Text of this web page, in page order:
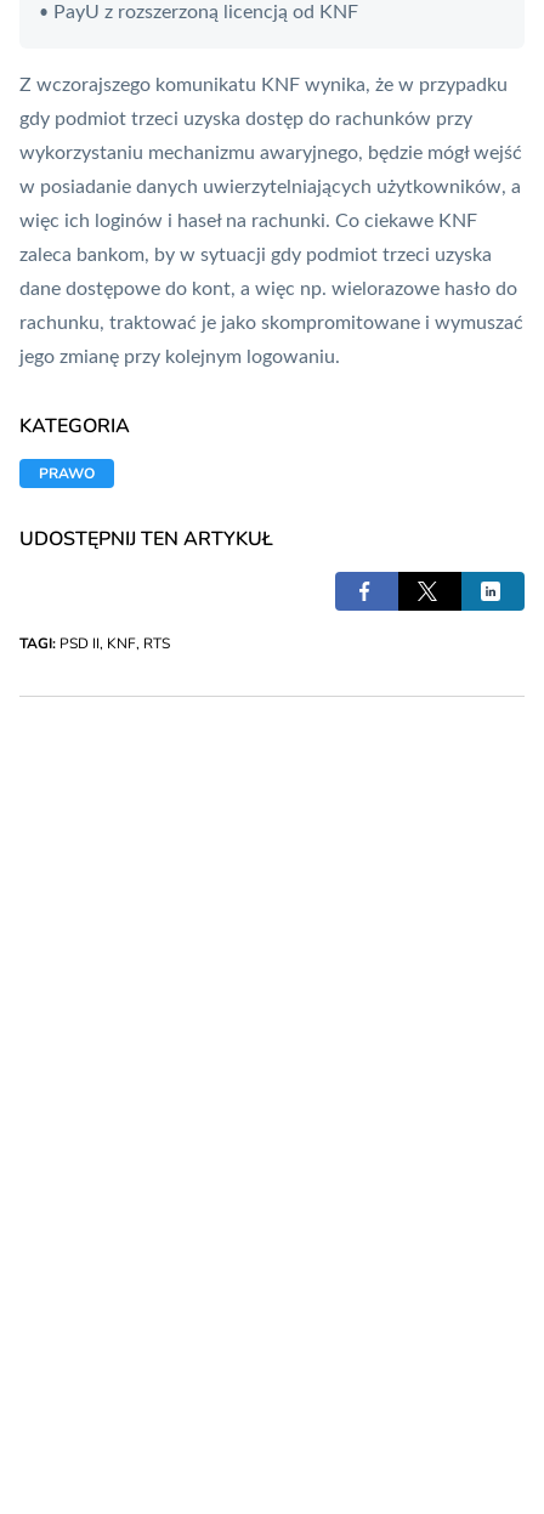
• PayU z rozszerzoną licencją od KNF
Z wczorajszego komunikatu KNF wynika, że w przypadku
gdy podmiot trzeci uzyska dostęp do rachunków przy
wykorzystaniu mechanizmu awaryjnego, będzie mógł wejść
w posiadanie danych uwierzytelniających użytkowników, a
więc ich loginów i haseł na rachunki. Co ciekawe KNF
zaleca bankom, by w sytuacji gdy podmiot trzeci uzyska
dane dostępowe do kont, a więc np. wielorazowe hasło do
rachunku, traktować je jako skompromitowane i wymuszać
jego zmianę przy kolejnym logowaniu.
KATEGORIA
PRAWO
UDOSTĘPNIJ TEN ARTYKUŁ
TAGI: PSD II, KNF, RTS